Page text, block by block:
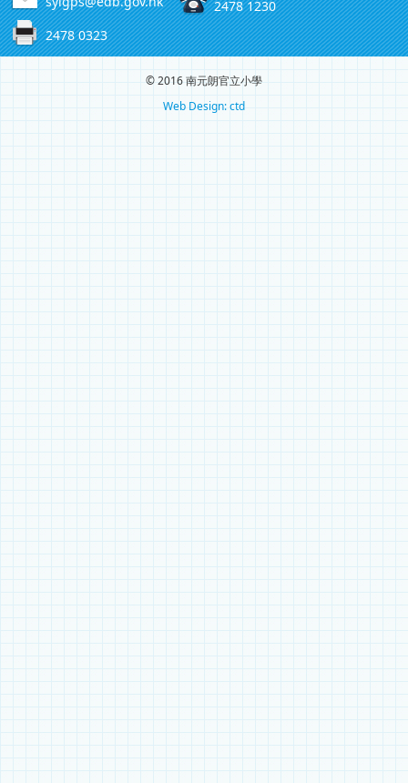
2478 1230
2478 0323
© 2016 南元朗官立小學
Web Design: ctd